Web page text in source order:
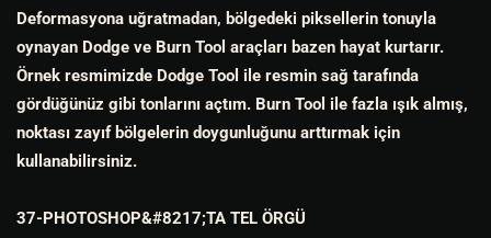
Deformasyona uğratmadan, bölgedeki piksellerin tonuyla
oynayan Dodge ve Burn Tool araçları bazen hayat kurtarır.
Örnek resmimizde Dodge Tool ile resmin sağ tarafında
gördüğünüz gibi tonlarını açtım. Burn Tool ile fazla ışık almış,
noktası zayıf bölgelerin doygunluğunu arttırmak için
kullanabilirsiniz.
37-PHOTOSHOP&#8217;TA TEL ÖRGÜ